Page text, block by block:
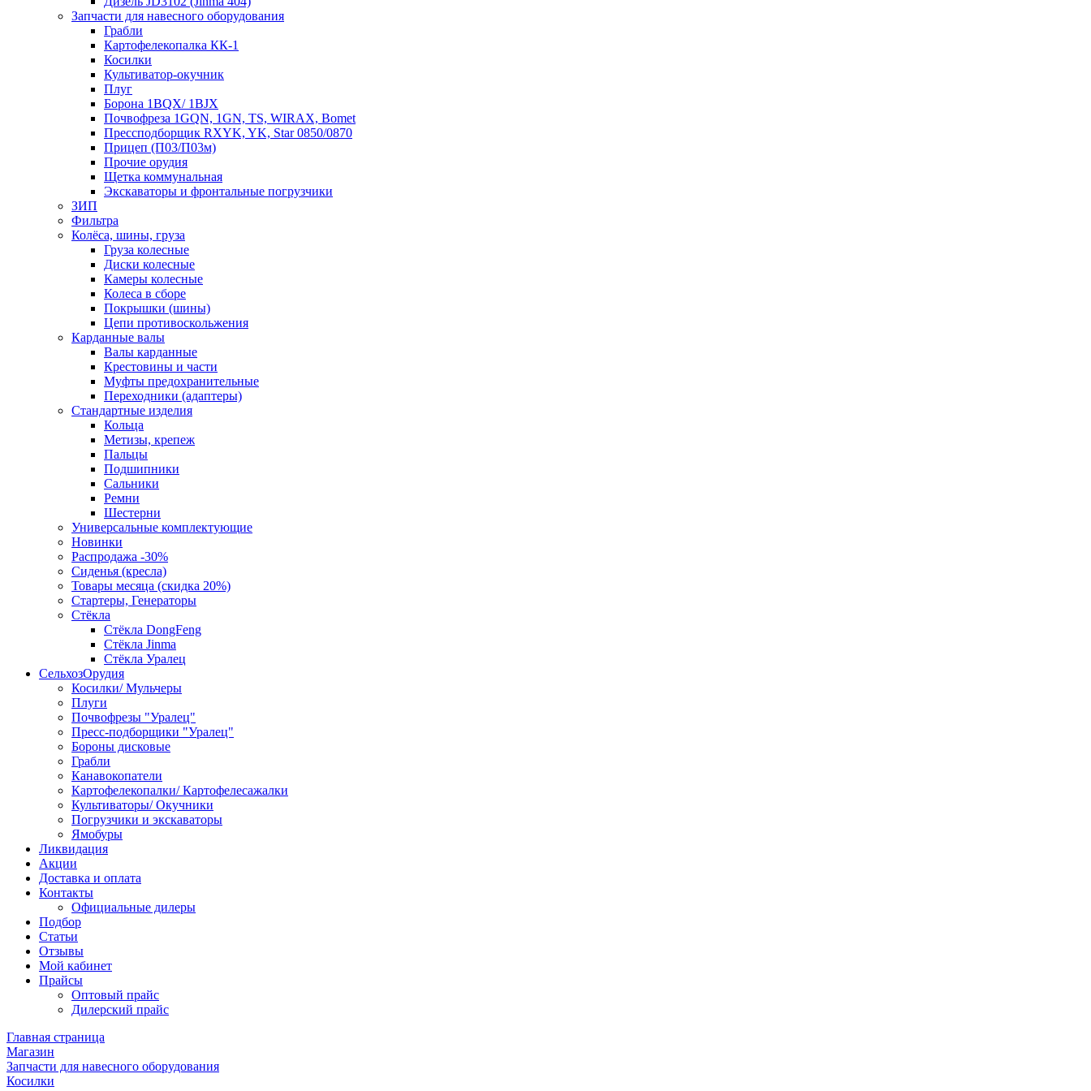
Запчасти для навесного оборудования
Грабли
Картофелекопалка КК-1
Косилки
Культиватор-окучник
Плуг
Борона 1BQX/ 1BJX
Почвофреза 1GQN, 1GN, TS, WIRAX, Bomet
Прессподборщик RXYK, YK, Star 0850/0870
Прицеп (П03/П03м)
Прочие орудия
Щетка коммунальная
Экскаваторы и фронтальные погрузчики
ЗИП
Фильтра
Колёса, шины, груза
Груза колесные
Диски колесные
Камеры колесные
Колеса в сборе
Покрышки (шины)
Цепи противоскольжения
Карданные валы
Валы карданные
Крестовины и части
Муфты предохранительные
Переходники (адаптеры)
Стандартные изделия
Кольца
Метизы, крепеж
Пальцы
Подшипники
Сальники
Ремни
Шестерни
Универсальные комплектующие
Новинки
Распродажа -30%
Сиденья (кресла)
Товары месяца (скидка 20%)
Стартеры, Генераторы
Стёкла
Стёкла DongFeng
Стёкла Jinma
Стёкла Уралец
СельхозОрудия
Косилки/ Мульчеры
Плуги
Почвофрезы "Уралец"
Пресс-подборщики "Уралец"
Бороны дисковые
Грабли
Канавокопатели
Картофелекопалки/ Картофелесажалки
Культиваторы/ Окучники
Погрузчики и экскаваторы
Ямобуры
Ликвидация
Акции
Доставка и оплата
Контакты
Официальные дилеры
Подбор
Статьи
Отзывы
Мой кабинет
Прайсы
Оптовый прайс
Дилерский прайс
Главная страница
Магазин
Запчасти для навесного оборудования
Косилки